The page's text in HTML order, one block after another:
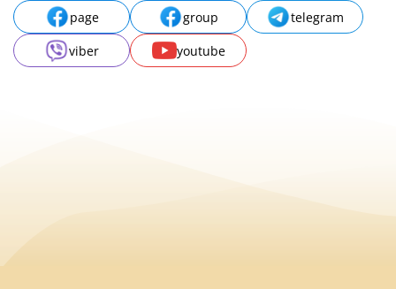
page group
telegram
viber
youtube